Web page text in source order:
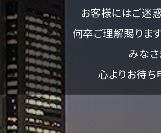
お客様にはご迷
何卒ご理解賜りま
みな
心よりお待ち